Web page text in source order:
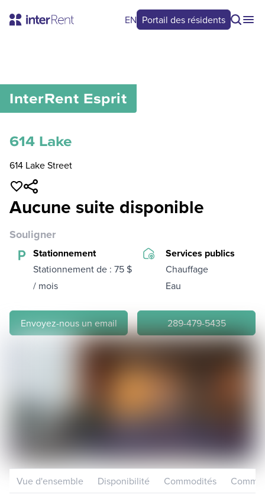
EN Portail des résidents
0/ 0
InterRent Esprit
614 Lake
614 Lake Street
Aucune suite disponible
Souligner
Stationnement
Stationnement de : 75 $
/ mois
Services publics
Chauffage
Eau
Envoyez-nous un email 289-479-5435
Vue d'ensemble Disponibilité Commodités